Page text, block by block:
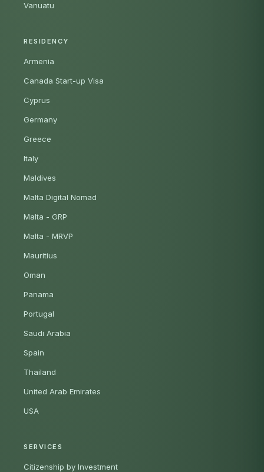
Vanuatu
RESIDENCY
Armenia
Canada Start-up Visa
Cyprus
Germany
Greece
Italy
Maldives
Malta Digital Nomad
Malta - GRP
Malta - MRVP
Mauritius
Oman
Panama
Portugal
Saudi Arabia
Spain
Thailand
United Arab Emirates
USA
SERVICES
Citizenship by Investment